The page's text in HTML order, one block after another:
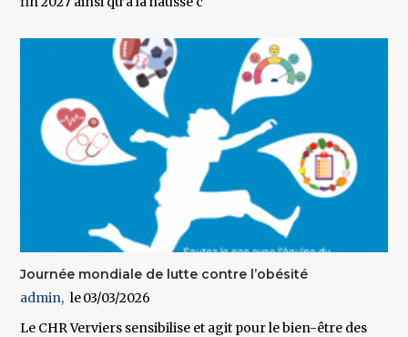
Journée mondiale de lutte contre l’obésité
admin
03/03/2026
Le CHR Verviers sensibilise et agit pour le bien-être des